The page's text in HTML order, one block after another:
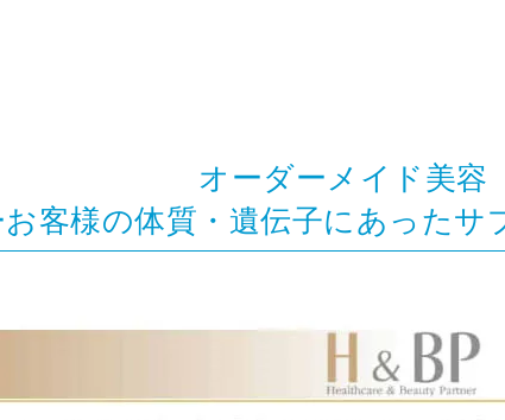
オーダーメイド美容
お客様の体質・遺伝子にあったサ